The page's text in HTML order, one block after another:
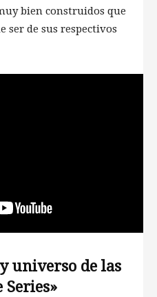
bien construidos que
ser de sus respectivos
universo de las
Series»